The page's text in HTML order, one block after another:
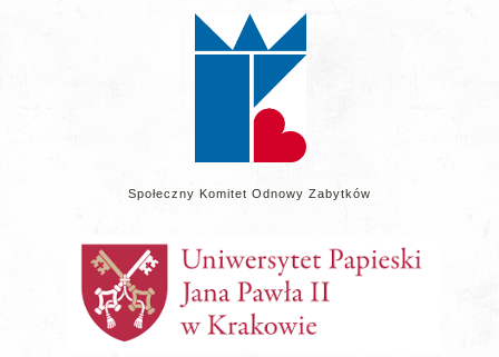
Społeczny Komitet Odnowy Zabytków